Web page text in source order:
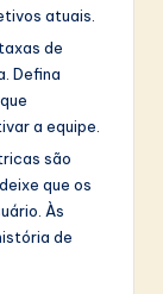
atuais.
de
Defina
a equipe.
são
que os
Às
de